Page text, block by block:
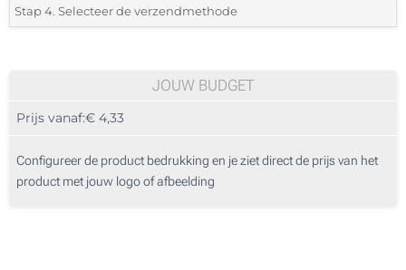
1 Kleur (Aan een kant)
3 Kleuren (Aan een kant)
Lasergraveren (Op het deksel)
*Selecteer uit de lijst of voeg het gewenste aantal in
20
100
Stap 4. Selecteer de verzendmethode
JOUW BUDGET
Prijs vanaf:€ 4,33
Configureer de product bedrukking en je ziet direct de prijs van het
product met jouw logo of afbeelding